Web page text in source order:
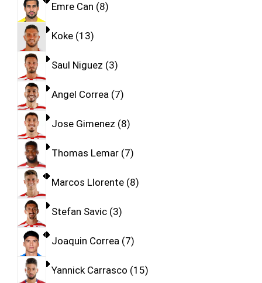
Emre Can 8
Koke 13
Saul Niguez 3
Angel Correa 7
Jose Gimenez 8
Thomas Lemar 7
Marcos Llorente 8
Stefan Savic 3
Joaquin Correa 7
Yannick Carrasco 15